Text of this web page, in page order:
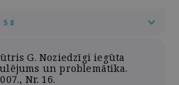
58
G. Noziedzīgi iegūta
un problemātika.
Nr. 16.